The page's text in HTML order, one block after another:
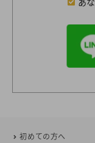
初めての方へ